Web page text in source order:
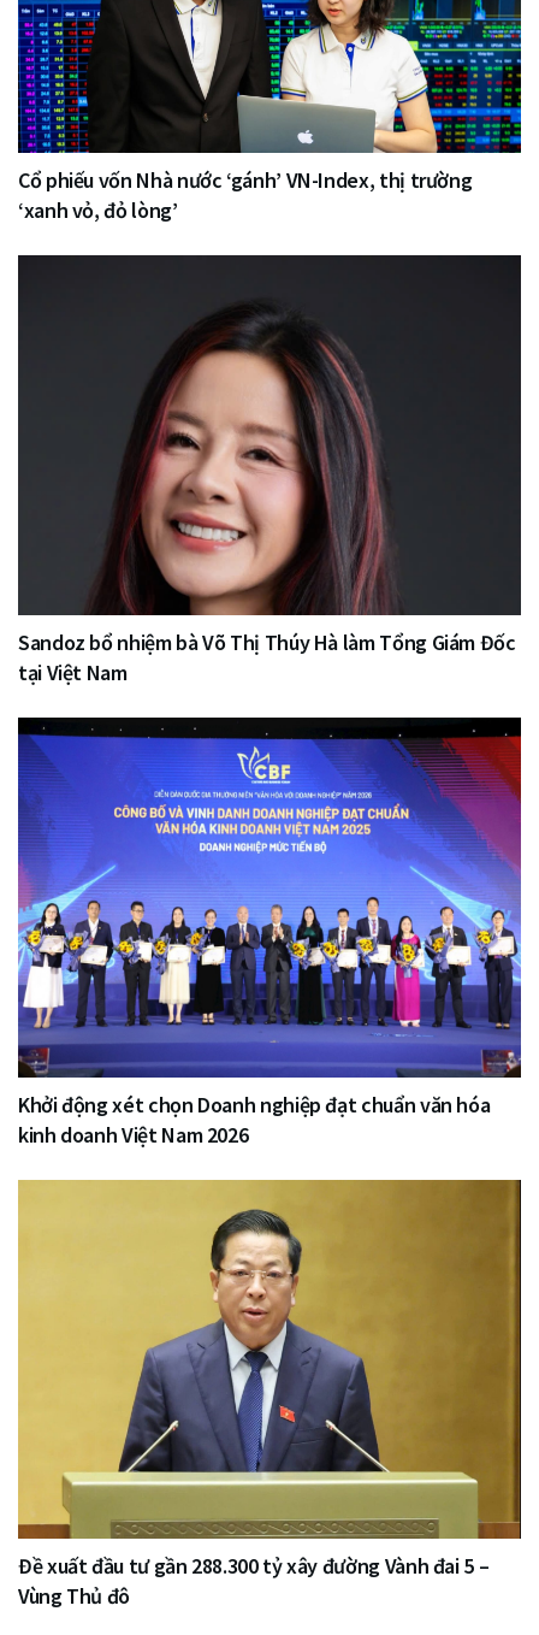
Cổ phiếu vốn Nhà nước ‘gánh’ VN-Index, thị trường
‘xanh vỏ, đỏ lòng’
Sandoz bổ nhiệm bà Võ Thị Thúy Hà làm Tổng Giám Đốc
tại Việt Nam
Khởi động xét chọn Doanh nghiệp đạt chuẩn văn hóa
kinh doanh Việt Nam 2026
Đề xuất đầu tư gần 288.300 tỷ xây đường Vành đai 5 –
Vùng Thủ đô